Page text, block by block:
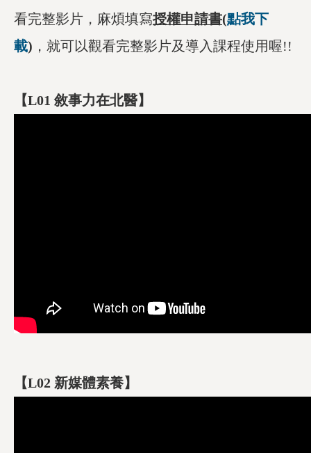
看完整影片，麻煩填寫授權申請書(點我下
載) ，就可以觀看完整影片及導入課程使用喔!!
【L01 敘事力在北醫】
【L02 新媒體素養】